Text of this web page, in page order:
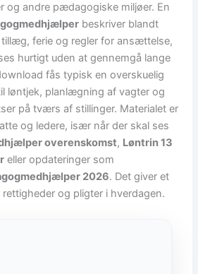
og andre pædagogiske miljøer. En
beskriver blandt
ferie og regler for ansættelse,
hurtigt uden at gennemgå lange
fås typisk en overskuelig
løntjek, planlægning af vagter og
på tværs af stillinger. Materialet er
og ledere, især når der skal ses
overenskomst, Løntrin 13
eller opdateringer som
2026. Det giver et
og pligter i hverdagen.